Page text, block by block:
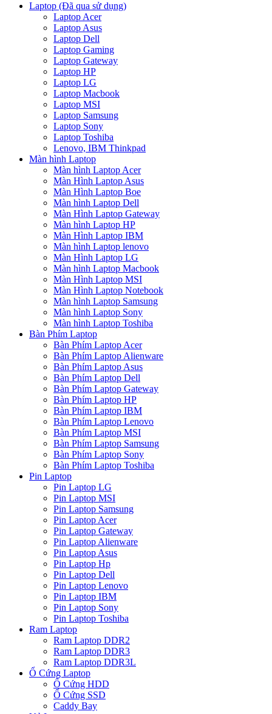
Laptop (Đã qua sử dụng)
Laptop Acer
Laptop Asus
Laptop Dell
Laptop Gaming
Laptop Gateway
Laptop HP
Laptop LG
Laptop Macbook
Laptop MSI
Laptop Samsung
Laptop Sony
Laptop Toshiba
Lenovo, IBM Thinkpad
Màn hình Laptop
Màn hình Laptop Acer
Màn Hình Laptop Asus
Màn Hình Laptop Boe
Màn hình Laptop Dell
Màn Hình Laptop Gateway
Màn hình Laptop HP
Màn Hình Laptop IBM
Màn hình Laptop lenovo
Màn Hình Laptop LG
Màn hình Laptop Macbook
Màn Hình Laptop MSI
Màn Hình Laptop Notebook
Màn hình Laptop Samsung
Màn hình Laptop Sony
Màn hình Laptop Toshiba
Bàn Phím Laptop
Bàn Phím Laptop Acer
Bàn Phím Laptop Alienware
Bàn Phím Laptop Asus
Bàn Phím Laptop Dell
Bàn Phím Laptop Gateway
Bàn Phím Laptop HP
Bàn Phím Laptop IBM
Bàn Phím Laptop Lenovo
Bàn Phím Laptop MSI
Bàn Phím Laptop Samsung
Bàn Phím Laptop Sony
Bàn Phím Laptop Toshiba
Pin Laptop
Pin Laptop LG
Pin Laptop MSI
Pin Laptop Samsung
Pin Laptop Acer
Pin Laptop Gateway
Pin Laptop Alienware
Pin Laptop Asus
Pin Laptop Hp
Pin Laptop Dell
Pin Laptop Lenovo
Pin Laptop IBM
Pin Laptop Sony
Pin Laptop Toshiba
Ram Laptop
Ram Laptop DDR2
Ram Laptop DDR3
Ram Laptop DDR3L
Ổ Cứng Laptop
Ổ Cứng HDD
Ổ Cứng SSD
Caddy Bay